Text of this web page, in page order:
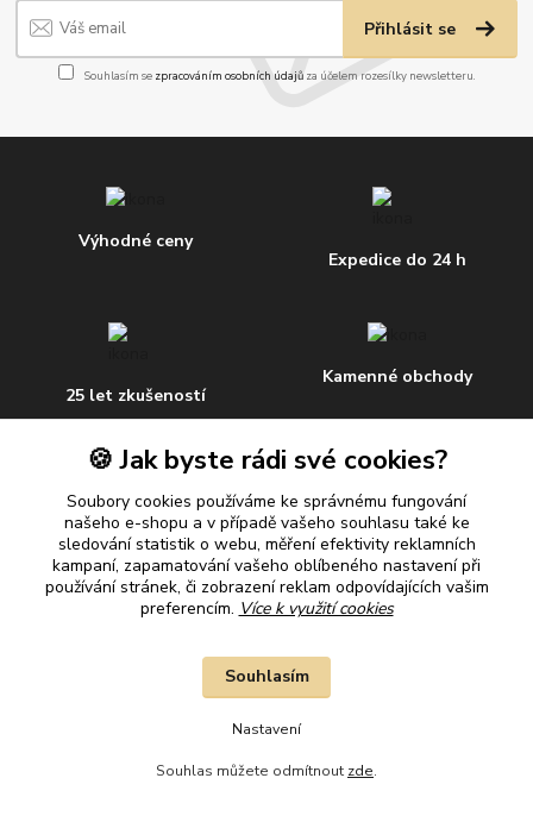
Přihlásit se
Souhlasím se zpracováním osobních údajůza účelem rozesílky newsletteru.
Výhodné ceny
Expedice do 24 h
25 let zkušeností
Kamenné obchody
Doprava ZDARMA
+ dárek
Ověřeno zákazníky
Užitečné odkazy
🍪 Jak byste rádi své cookies?
Soubory cookies používáme ke správnému fungování
našeho e-shopu a v případě vašeho souhlasu také ke
sledování statistik o webu, měření efektivity reklamních
kampaní, zapamatování vašeho oblíbeného nastavení při
používání stránek, či zobrazení reklam odpovídajících vašim
preferencím. Více k využití cookies
Nastavení
Souhlasím
Souhlas můžete odmítnout zde.